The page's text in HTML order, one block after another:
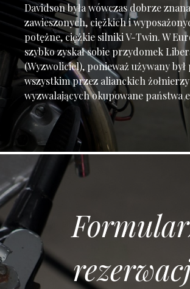
Davidson była wówczas dobrze
zawieszonych, ciężkich i
potężne, ciężkie silniki V-Twin. W
szybko zyskał sobie przydomek
(Wyzwoliciel), ponieważ używany był
wszystkim przez alianckich żołnierzy
wyzwalających okupowane państwa